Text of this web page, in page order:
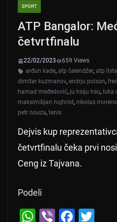
SPORT
ATP Bangalor:
četvrtfinalu
22/02/2023
659 Views
arđun kade, atp čelendžer, atp lista
dimitar kuzmanov, endrju polson,
hamad međedović, ju hsiju hsu, luka
maksimilijan nojhrist, nikolas
petr nouza, tenis
Dejvis kup
četvrtfinalu čeka prvi
Ceng iz Tajvana.
Podeli
W Vi F